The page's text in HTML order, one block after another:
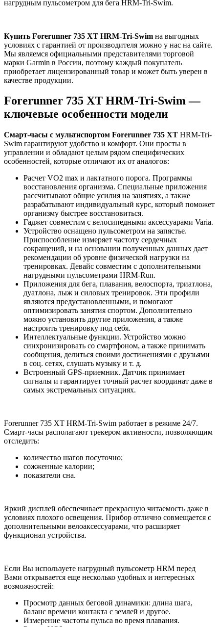
нагрудным пульсометром для бега HRM-Tri-Swim.
Купить Forerunner 735 XT HRM-Tri-Swim на выгодных
условиях с гарантией от производителя можно у нас на сайте.
Мы являемся официальными представителями торговой
марки Garmin в России, поэтому каждый покупатель
приобретает лицензированный товар и может быть уверен в
качестве продукции.
Forerunner 735 XT HRM-Tri-Swim —
ключевые особенности модели
Смарт-часы с мультиспортом Forerunner 735 XT HRM-Tri-
Swim гарантируют удобство и комфорт. Они просты в
управлении и обладают целым рядом специфических
особенностей, которые отличают их от аналогов:
Расчет VO2 max и лактатного порога. Программы
восстановления организма. Специальные приложения
рассчитывают общие усилия на занятиях, а также
разрабатывают индивидуальный курс, который поможет
организму быстрее восстановиться.
Гаджет совместим с велосипедными аксессуарами Varia.
Устройство оснащено пульсометром на запястье.
Приспособление измеряет частоту сердечных
сокращений, и на основании полученных данных дает
рекомендации об уровне физической нагрузки на
тренировках. Девайс совместим с дополнительными
нагрудными пульсометрами HRM-Run.
Приложения для бега, плавания, велоспорта, триатлона,
дуатлона, лыж и силовых тренировок. Эти профили
являются предустановленными, и помогают
оптимизировать занятия спортом. Дополнительно
можно установить другие приложения, а также
настроить тренировку под себя.
Интеллектуальные функции. Устройство можно
синхронизировать со смартфоном, а также принимать
сообщения, делиться своими достижениями с друзьями
в соц. сетях, слушать музыку и т. д.
Встроенный GPS-приемник. Датчик принимает
сигналы и гарантирует точный расчет координат даже в
самых экстремальных ситуациях.
Forerunner 735 XT HRM-Tri-Swim работает в режиме 24/7.
Смарт-часы располагают трекером активности, позволяющим
отследить:
количество шагов посуточно;
сожженные калории;
показатели сна.
Яркий дисплей обеспечивает прекрасную читаемость даже в
условиях плохого освещения. Прибор отлично совмещается с
дополнительными велоаксессуарами, что расширяет
функционал устройства.
Если Вы используете нагрудный пульсометр HRM перед
Вами открывается еще несколько удобных и интересных
возможностей:
Просмотр данных беговой динамики: длина шага,
баланс времени контакта с землей и другое.
Измерение частоты пульса во время плавания.